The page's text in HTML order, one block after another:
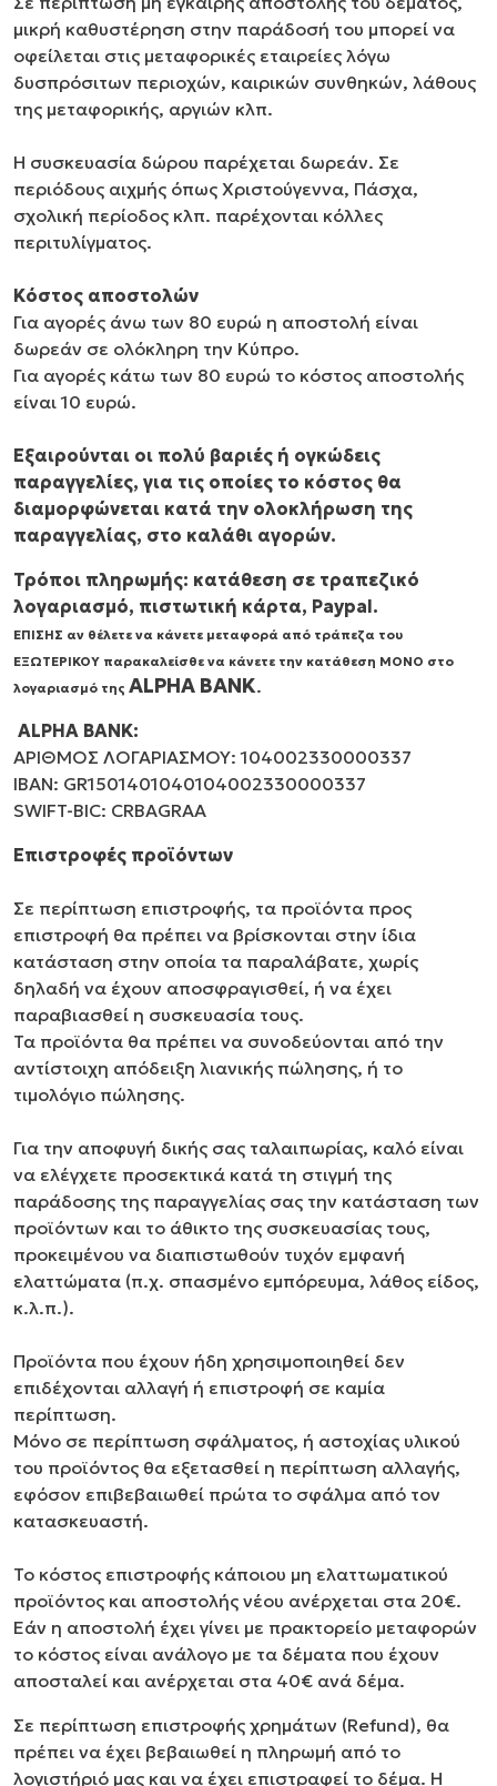
μικρή καθυστέρηση στην παράδοσή του μπορεί να
οφείλεται στις μεταφορικές εταιρείες λόγω
δυσπρόσιτων περιοχών, καιρικών συνθηκών, λάθους
της μεταφορικής, αργιών κλπ.
Η συσκευασία δώρου παρέχεται δωρεάν. Σε
περιόδους αιχμής όπως Χριστούγεννα, Πάσχα,
σχολική περίοδος κλπ. παρέχονται κόλλες
περιτυλίγματος.
Κόστος αποστολών
Για αγορές άνω των 80 ευρώ η αποστολή είναι
δωρεάν σε ολόκληρη την Κύπρο.
Για αγορές κάτω των 80 ευρώ το κόστος αποστολής
είναι 10 ευρώ.
Εξαιρούνται οι πολύ βαριές ή ογκώδεις
παραγγελίες, για τις οποίες το κόστος θα
διαμορφώνεται κατά την ολοκλήρωση της
παραγγελίας, στο καλάθι αγορών.
Τρόποι πληρωμής: κατάθεση σε τραπεζικό
λογαριασμό, πιστωτική κάρτα, Paypal.
ΕΠΙΣΗΣ αν θέλετε να κάνετε μεταφορά από τράπεζα του
ΕΞΩΤΕΡΙΚΟΥ παρακαλείσθε να κάνετε την κατάθεση ΜΟΝΟ στο
λογαριασμό της ALPHA BANK.
ALPHA BANK:
ΑΡΙΘΜΟΣ ΛΟΓΑΡΙΑΣΜΟΥ: 104002330000337
IΒΑΝ: GR1501401040104002330000337
SWIFT-BIC: CRBAGRAA
Επιστροφές προϊόντων
Σε περίπτωση επιστροφής, τα προϊόντα προς
επιστροφή θα πρέπει να βρίσκονται στην ίδια
κατάσταση στην οποία τα παραλάβατε, χωρίς
δηλαδή να έχουν αποσφραγισθεί, ή να έχει
παραβιασθεί η συσκευασία τους.
Τα προϊόντα θα πρέπει να συνοδεύονται από την
αντίστοιχη απόδειξη λιανικής πώλησης, ή το
τιμολόγιο πώλησης.
Για την αποφυγή δικής σας ταλαιπωρίας, καλό είναι
να ελέγχετε προσεκτικά κατά τη στιγμή της
παράδοσης της παραγγελίας σας την κατάσταση των
προϊόντων και το άθικτο της συσκευασίας τους,
προκειμένου να διαπιστωθούν τυχόν εμφανή
ελαττώματα (π.χ. σπασμένο εμπόρευμα, λάθος είδος,
κ.λ.π.).
Προϊόντα που έχουν ήδη χρησιμοποιηθεί δεν
επιδέχονται αλλαγή ή επιστροφή σε καμία
περίπτωση.
Μόνο σε περίπτωση σφάλματος, ή αστοχίας υλικού
του προϊόντος θα εξετασθεί η περίπτωση αλλαγής,
εφόσον επιβεβαιωθεί πρώτα το σφάλμα από τον
κατασκευαστή.
Το κόστος επιστροφής κάποιου μη ελαττωματικού
προϊόντος και αποστολής νέου ανέρχεται στα 20€.
Εάν η αποστολή έχει γίνει με πρακτορείο μεταφορών
το κόστος είναι ανάλογο με τα δέματα που έχουν
αποσταλεί και ανέρχεται στα 40€ ανά δέμα.
Σε περίπτωση επιστροφής χρημάτων (Refund), θα
πρέπει να έχει βεβαιωθεί η πληρωμή από το
λογιστήριό μας και να έχει επιστραφεί το δέμα. Η